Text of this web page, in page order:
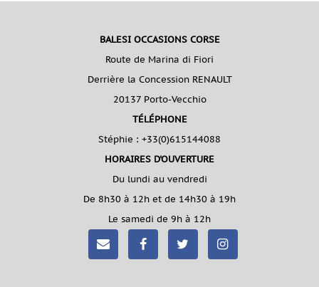
BALESI OCCASIONS CORSE
Route de Marina di Fiori
Derrière la Concession RENAULT
20137 Porto-Vecchio
TÉLÉPHONE
Stéphie : +33(0)615144088
HORAIRES D'OUVERTURE
Du lundi au vendredi
De 8h30 à 12h et de 14h30 à 19h
Le samedi de 9h à 12h